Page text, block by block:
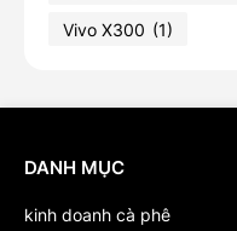
Vivo X300 (1)
DANH MỤC
kinh doanh cà phê